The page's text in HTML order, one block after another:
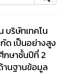
ริษัทเทคโน
ด เป็นอย่างสูง
กษาชั้นปีที่ 2
นฐานข้อมูล